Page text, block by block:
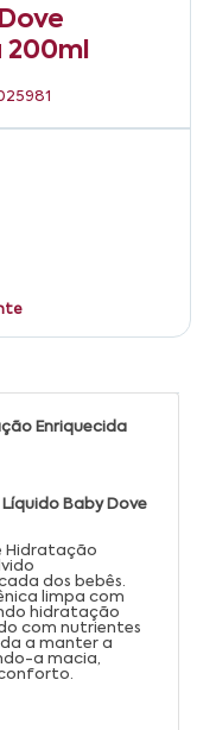
Enriquecida
Baby Dove
Hidratação
dos bebês.
limpa com
hidratação
com nutrientes
a manter a
a macia,